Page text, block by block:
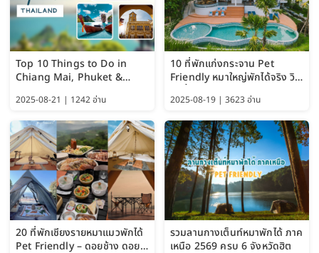
Top 10 Things to Do in
Chiang Mai, Phuket &
Pattaya (Thailand Travel
Guide 2025)
2025-08-21 | 1242 อ่าน
10 ที่พักแก่งกระจาน Pet
Friendly หมาใหญ่พักได้จริง วิว
แม่น้ำเพชรบุรี 2569 จัดไปเน้นๆ
2025-08-19 | 3623 อ่าน
20 ที่พักเชียงรายหมาแมวพักได้
Pet Friendly – ดอยช้าง ดอย
รวมลานกางเต็นท์หมาพักได้ ภาค
เหนือ 2569 ครบ 6 จังหวัดฮิต